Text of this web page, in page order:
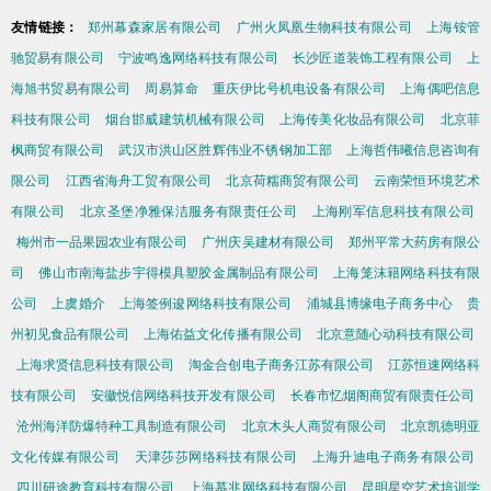
友情链接： 郑州幕森家居有限公司 广州火凤凰生物科技有限公司
上海铵管
驰贸易有限公司
宁波鸣逸网络科技有限公司 长沙匠道装饰工程有限公司
上
海旭书贸易有限公司
周易算命 重庆伊比号机电设备有限公司
上海偶吧信息
科技有限公司
烟台邯威建筑机械有限公司 上海传美化妆品有限公司
北京菲
枫商贸有限公司
武汉市洪山区胜辉伟业不锈钢加工部
上海哲伟曦信息咨询有
限公司
江西省海舟工贸有限公司 北京荷糯商贸有限公司
云南荣恒环境艺术
有限公司
北京圣堡净雅保洁服务有限责任公司
上海刚军信息科技有限公司
梅州市一品果园农业有限公司
广州庆吴建材有限公司
郑州平常大药房有限公
司
佛山市南海盐步宇得模具塑胶金属制品有限公司
上海笼沫籍网络科技有限
公司
上虞婚介 上海签例逡网络科技有限公司 浦城县博缘电子商务中心
贵
州初见食品有限公司
上海佑益文化传播有限公司
北京意随心动科技有限公司
上海求贤信息科技有限公司
淘金合创电子商务江苏有限公司
江苏恒速网络科
技有限公司
安徽悦信网络科技开发有限公司
长春市忆烟阁商贸有限责任公司
沧州海洋防爆特种工具制造有限公司
北京木头人商贸有限公司
北京凯德明亚
文化传媒有限公司
天津莎莎网络科技有限公司
上海升迪电子商务有限公司
四川研途教育科技有限公司
上海慕兆网络科技有限公司 昆明星空艺术培训学